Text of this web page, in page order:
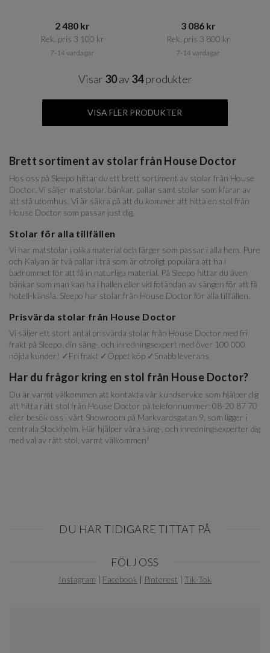
2 480 kr​​
Rek. pris 3 100 kr​​
7-14 vardagar
3 086 kr​​
Rek. pris 3 800 kr​​
7-14 vardagar
Visar 30av34produkter
VISA FLER PRODUKTER
Brett sortiment av stolar från House Doctor
Hos oss på Sleepo hittar du ett brett sortiment av stolar från House
Doctor. Vi säljer matstolar, bänkar, pallar samt stolar som klarar av
att stå utomhus. Vi är säkra på att du kommer att hitta en stol från
House Doctor som passar just dig.
Stolar för alla tillfällen
Vi har matstolar i olika material och färger som passar i alla hem. Pure
och Kalyan är två pallar i trä som är otroligt populära att ha i
badrummet för att få in naturliga material. På Sleepo hittar du även
bänkar som man kan ha i hallen eller vid fotändan av sängen för att få
hotell-känsla. Sleepo har stolar från House Doctor för alla tillfällen.
Prisvärda stolar från House Doctor
Vi säljer ett stort antal prisvärda stolar från House Doctor med fri
frakt på Sleepo, din säng-, och inredningsexpert med över 100 000
nöjda kunder! ✓Fri frakt ✓Öppet köp ✓Snabb leverans
Har du frågor kring en stol från House Doctor?
Du är varmt välkommen att kontakta vår kundservice som hjälper dig
att hitta rätt stol från House Doctor på telefonnummer: 08-20 87 70
eller besök oss i vårt Showroom på Markvardsgatan 9, som ligger i
centrala Stockholm. Här hjälper våra säng-, och inredningsexperter dig
med val av rätt stol, varmt välkommen!
DU HAR TIDIGARE TITTAT PÅ
FÖLJ OSS
Instagram | Facebook | Pinterest | Tik-Tok